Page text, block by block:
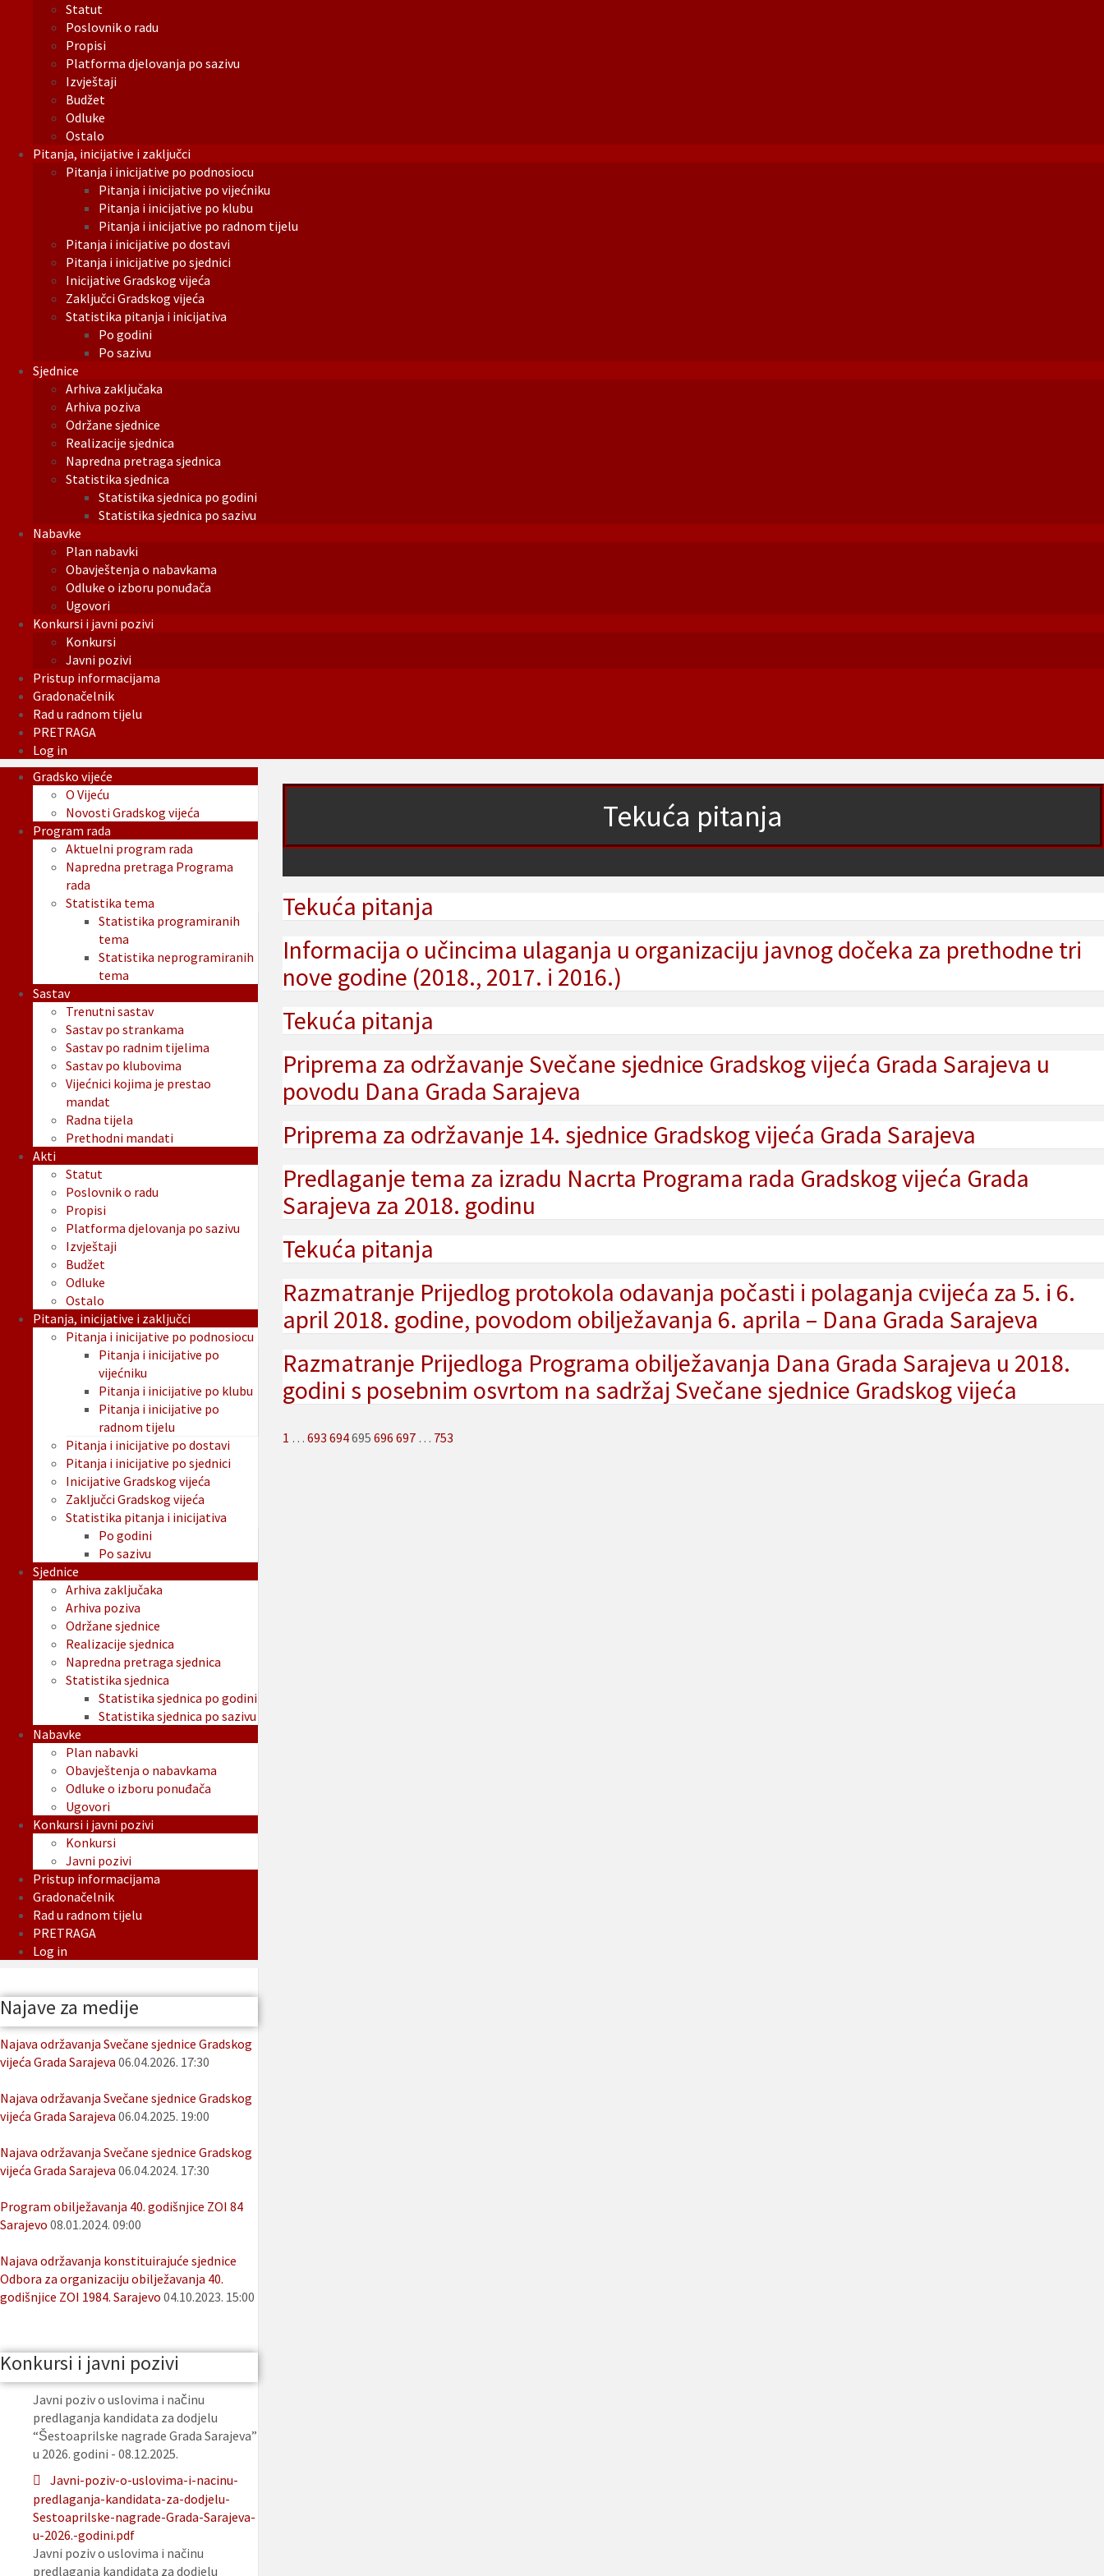
Statut
Poslovnik o radu
Propisi
Platforma djelovanja po sazivu
Izvještaji
Budžet
Odluke
Ostalo
Pitanja, inicijative i zaključci
Pitanja i inicijative po podnosiocu
Pitanja i inicijative po vijećniku
Pitanja i inicijative po klubu
Pitanja i inicijative po radnom tijelu
Pitanja i inicijative po dostavi
Pitanja i inicijative po sjednici
Inicijative Gradskog vijeća
Zaključci Gradskog vijeća
Statistika pitanja i inicijativa
Po godini
Po sazivu
Sjednice
Arhiva zaključaka
Arhiva poziva
Održane sjednice
Realizacije sjednica
Napredna pretraga sjednica
Statistika sjednica
Statistika sjednica po godini
Statistika sjednica po sazivu
Nabavke
Plan nabavki
Obavještenja o nabavkama
Odluke o izboru ponuđača
Ugovori
Konkursi i javni pozivi
Konkursi
Javni pozivi
Pristup informacijama
Gradonačelnik
Rad u radnom tijelu
PRETRAGA
Log in
Tekuća pitanja
Tekuća pitanja
Informacija o učincima ulaganja u organizaciju javnog dočeka za prethodne tri
nove godine (2018., 2017. i 2016.)
Tekuća pitanja
Priprema za održavanje Svečane sjednice Gradskog vijeća Grada Sarajeva u
povodu Dana Grada Sarajeva
Priprema za održavanje 14. sjednice Gradskog vijeća Grada Sarajeva
Predlaganje tema za izradu Nacrta Programa rada Gradskog vijeća Grada
Sarajeva za 2018. godinu
Tekuća pitanja
Razmatranje Prijedlog protokola odavanja počasti i polaganja cvijeća za 5. i 6.
april 2018. godine, povodom obilježavanja 6. aprila – Dana Grada Sarajeva
Razmatranje Prijedloga Programa obilježavanja Dana Grada Sarajeva u 2018.
godini s posebnim osvrtom na sadržaj Svečane sjednice Gradskog vijeća
Posts
1 … 693 694695 696 697 … 753
Gradsko vijeće
O Vijeću
Novosti Gradskog vijeća
Program rada
Aktuelni program rada
Napredna pretraga Programa
rada
Statistika tema
Statistika programiranih
tema
Statistika neprogramiranih
tema
Sastav
Trenutni sastav
Sastav po strankama
Sastav po radnim tijelima
Sastav po klubovima
Vijećnici kojima je prestao
mandat
Radna tijela
Prethodni mandati
Akti
Statut
Poslovnik o radu
Propisi
Platforma djelovanja po sazivu
Izvještaji
Budžet
Odluke
Ostalo
Pitanja, inicijative i zaključci
Pitanja i inicijative po podnosiocu
Pitanja i inicijative po
vijećniku
Pitanja i inicijative po klubu
Pitanja i inicijative po
radnom tijelu
Pitanja i inicijative po dostavi
Pitanja i inicijative po sjednici
Inicijative Gradskog vijeća
Zaključci Gradskog vijeća
Statistika pitanja i inicijativa
Po godini
Po sazivu
Sjednice
Arhiva zaključaka
Arhiva poziva
Održane sjednice
Realizacije sjednica
Napredna pretraga sjednica
Statistika sjednica
Statistika sjednica po godini
Statistika sjednica po sazivu
Nabavke
Plan nabavki
Obavještenja o nabavkama
Odluke o izboru ponuđača
Ugovori
Konkursi i javni pozivi
Konkursi
Javni pozivi
Pristup informacijama
Gradonačelnik
Rad u radnom tijelu
PRETRAGA
Log in
Najave za medije
Najava održavanja Svečane sjednice Gradskog
vijeća Grada Sarajeva 06.04.2026. 17:30
Najava održavanja Svečane sjednice Gradskog
vijeća Grada Sarajeva 06.04.2025. 19:00
Najava održavanja Svečane sjednice Gradskog
vijeća Grada Sarajeva 06.04.2024. 17:30
Program obilježavanja 40. godišnjice ZOI 84
Sarajevo 08.01.2024. 09:00
Najava održavanja konstituirajuće sjednice
Odbora za organizaciju obilježavanja 40.
godišnjice ZOI 1984. Sarajevo 04.10.2023. 15:00
Konkursi i javni pozivi
Javni poziv o uslovima i načinu
predlaganja kandidata za dodjelu
“Šestoaprilske nagrade Grada Sarajeva”
u 2026. godini - 08.12.2025.
Javni-poziv-o-uslovima-i-nacinu-
predlaganja-kandidata-za-dodjelu-
Sestoaprilske-nagrade-Grada-Sarajeva-
u-2026.-godini.pdf
Javni poziv o uslovima i načinu
predlaganja kandidata za dodjelu